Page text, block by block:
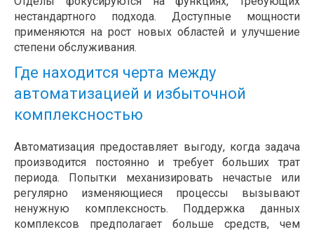
нестандартного подхода. Доступные мощности
применяются на рост новых областей и улучшение
степени обслуживания.
Где находится черта между
автоматизацией и избыточной
комплексностью
Автоматизация предоставляет выгоду, когда задача
производится постоянно и требует больших трат
периода. Попытки механизировать нечастые или
регулярно изменяющиеся процессы вызывают
ненужную комплексность. Поддержка данных
комплексов предполагает больше средств, чем